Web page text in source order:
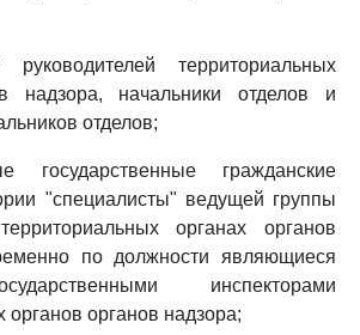
территориальных
надзора, начальники отделов и
отделов;
государственные гражданские
"специалисты" ведущей группы
органах органов
по должности являющиеся
инспекторами
органов органов надзора;